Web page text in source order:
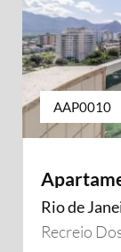
AAP0010
Rio de
Recreio